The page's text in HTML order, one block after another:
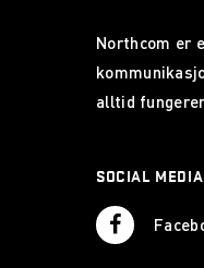
Northcom er
alltid
SOCIAL MEDIA